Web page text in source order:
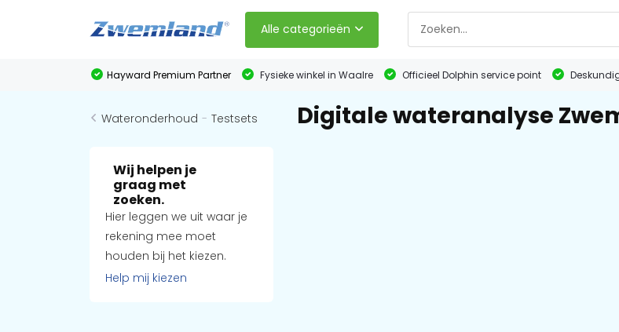
Alle categorieën
Hayward Premium Partner Fysieke winkel in Waalre Officieel Dolphin service point
Wateronderhoud - Testsets
Wij helpen je
graag met
zoeken.
Hier leggen we uit waar je
rekening mee moet
houden bij het kiezen.
Help mij kiezen
Digitale wateranalyse